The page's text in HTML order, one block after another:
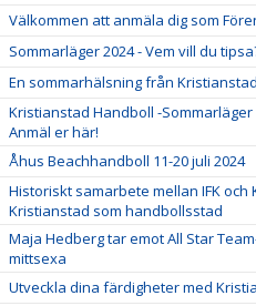
Välkommen att anmäla dig som
Sommarläger 2024 - Vem vill du
En sommarhälsning från
Kristianstad Handboll -
Anmäl er här!
Åhus Beachhandboll 11-20 juli 2024
Historiskt samarbete mellan IFK och
Kristianstad som handbollsstad
Maja Hedberg tar emot All Star
mittsexa
Utveckla dina färdigheter med